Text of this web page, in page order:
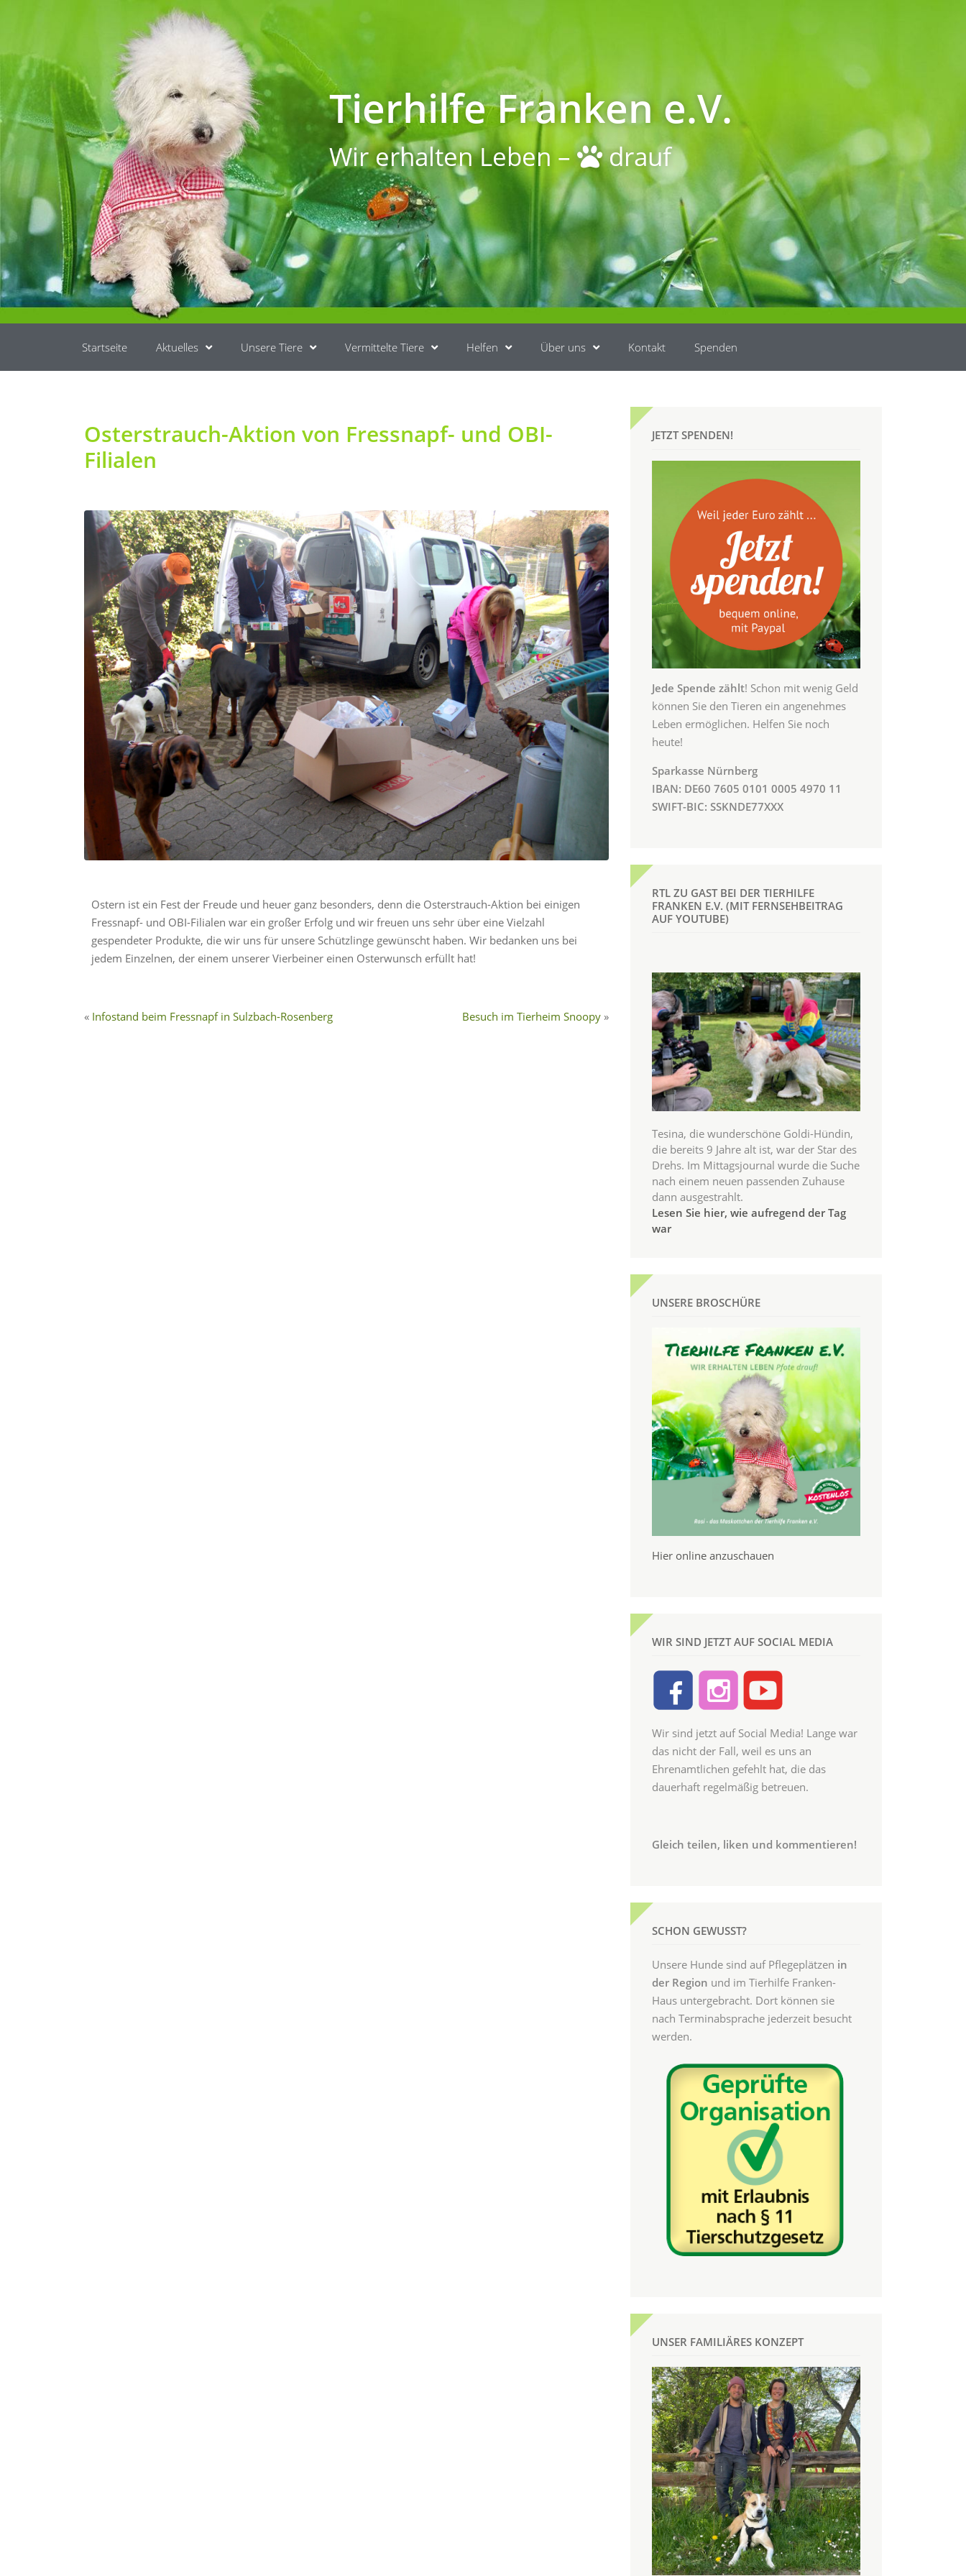
Tierhilfe Franken e.V.
Wir erhalten Leben – drauf
Startseite Aktuelles Unsere Tiere Vermittelte Tiere Helfen Über uns Kontakt Spenden
Osterstrauch-Aktion von Fressnapf- und OBI-
Filialen
Ostern ist ein Fest der Freude und heuer ganz besonders, denn die Osterstrauch-Aktion bei einigen
Fressnapf- und OBI-Filialen war ein großer Erfolg und wir freuen uns sehr über eine Vielzahl
gespendeter Produkte, die wir uns für unsere Schützlinge gewünscht haben. Wir bedanken uns bei
jedem Einzelnen, der einem unserer Vierbeiner einen Osterwunsch erfüllt hat!
Infostand beim Fressnapf in Sulzbach-Rosenberg Besuch im Tierheim Snoopy
JETZT SPENDEN!
Jede Spende zählt! Schon mit wenig Geld
können Sie den Tieren ein angenehmes
Leben ermöglichen. Helfen Sie noch
heute!
Sparkasse Nürnberg
IBAN: DE60 7605 0101 0005 4970 11
SWIFT-BIC: SSKNDE77XXX
RTL ZU GAST BEI DER TIERHILFE
FRANKEN E.V. (MIT FERNSEHBEITRAG
AUF YOUTUBE)
Tesina, die wunderschöne Goldi-Hündin,
die bereits 9 Jahre alt ist, war der Star des
Drehs. Im Mittagsjournal wurde die Suche
nach einem neuen passenden Zuhause
dann ausgestrahlt.
Lesen Sie hier, wie aufregend der Tag
war
UNSERE BROSCHÜRE
Hier online anzuschauen
WIR SIND JETZT AUF SOCIAL MEDIA
Wir sind jetzt auf Social Media! Lange war
das nicht der Fall, weil es uns an
Ehrenamtlichen gefehlt hat, die das
dauerhaft regelmäßig betreuen.
Gleich teilen, liken und kommentieren!
SCHON GEWUSST?
Unsere Hunde sind auf Pflegeplätzen in
der Region und im Tierhilfe Franken-
Haus untergebracht. Dort können sie
nach Terminabsprache jederzeit besucht
werden.
UNSER FAMILIÄRES KONZEPT